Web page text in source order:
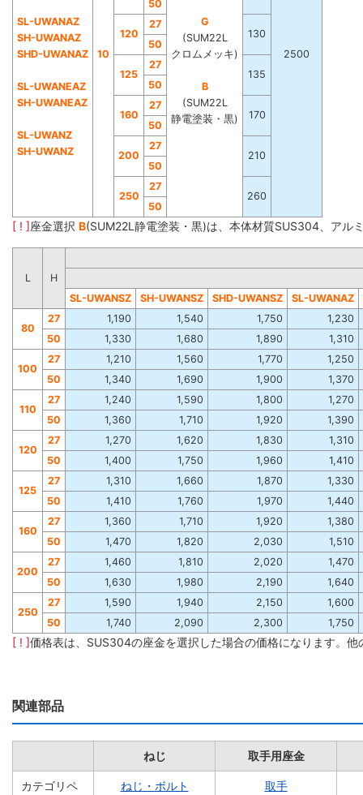
SL-UWANAZ
SH-UWANAZ
SHD-UWANAZ
SL-UWANEAZ
SH-UWANEAZ
SL-UWANZ
SH-UWANZ
10
G
(SUM22L
クロムメッキ)
B
(SUM22L
静電塗装・黒)
2500
50
120
27
130
50
125
27
135
50
160
27
170
50
200
27
210
50
250
27
260
50
[ ! ]座金選択 B(SUM22L静電塗装・黒)は、本体材質SUS304、アル
L
H
SL-UWANSZ
SH-UWANSZ SHD-UWANSZ SL-UWANAZ
80
27 1,190 1,540 1,750
1,230
50
1,330 1,680 1,890 1,310
100
27 1,210 1,560 1,770
1,250
50
1,340 1,690 1,900 1,370
110
27 1,240 1,590 1,800
1,270
50
1,360 1,710 1,920 1,390
120
27 1,270 1,620 1,830
1,310
50
1,400 1,750 1,960 1,410
125
27 1,310 1,660 1,870
1,330
50
1,410 1,760 1,970 1,440
160
27 1,360 1,710 1,920
1,380
50
1,470 1,820 2,030 1,510
200
27 1,460 1,810 2,020
1,470
50
1,630 1,980 2,190 1,640
250
27 1,590 1,940 2,150
1,600
50
1,740 2,090 2,300 1,750
[ ! ]価格表は、SUS304の座金を選択した場合の価格になります。
関連部品
ねじ 取手用座金
カテゴリペ
ねじ・ボルト
取手